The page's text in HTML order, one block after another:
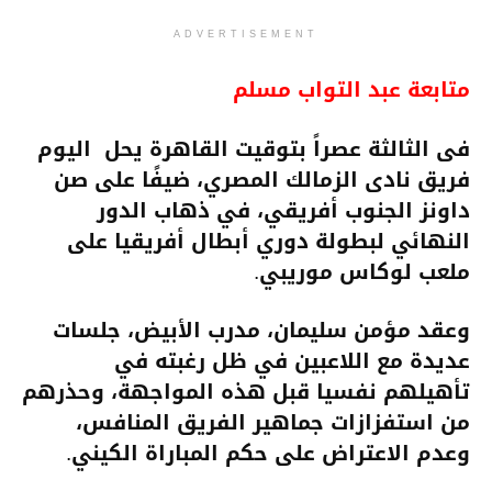
ADVERTISEMENT
متابعة عبد التواب مسلم
فى الثالثة عصراً بتوقيت القاهرة يحل اليوم
فريق نادى الزمالك المصري، ضيفًا على صن
داونز الجنوب أفريقي، في ذهاب الدور
النهائي لبطولة دوري أبطال أفريقيا على
ملعب لوكاس موريبي.
وعقد مؤمن سليمان، مدرب الأبيض، جلسات
عديدة مع اللاعبين في ظل رغبته في
تأهيلهم نفسيا قبل هذه المواجهة، وحذرهم
من استفزازات جماهير الفريق المنافس،
وعدم الاعتراض على حكم المباراة الكيني.